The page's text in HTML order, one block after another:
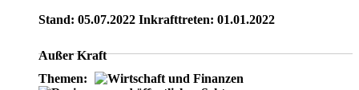
Stand: 05.07.2022 Inkrafttreten: 01.01.2022
Außer Kraft
Themen: